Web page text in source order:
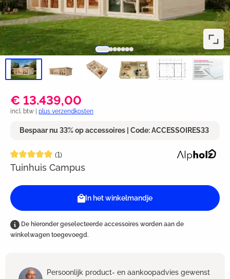
€ 13.439,00
incl. btw | plus verzendkosten
Bespaar nu 33% op accessoires | Code: ACCESSOIRES33
Gemiddelde waardering van 5 van 5 sterren
(1)
Tuinhuis Campus
In het winkelmandje
De hieronder geselecteerde accessoires worden aan de
winkelwagen toegevoegd.
Persoonlijk product- en aankoopadvies gewenst